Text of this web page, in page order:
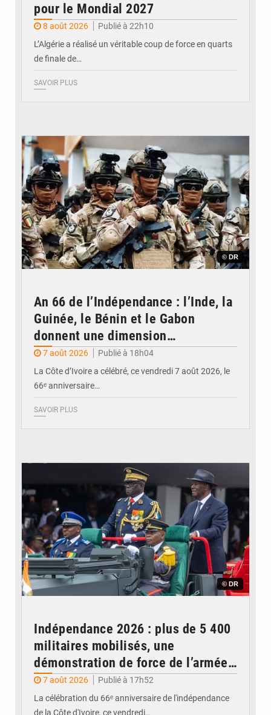
pour le Mondial 2027
8 août 2026
Publié à 22h10
L’Algérie a réalisé un véritable coup de force en quarts
de finale de…
SAVOIR PLUS
© DR
An 66 de l’Indépendance : l’Inde, la
Guinée, le Bénin et le Gabon
donnent une dimension
internationale au défilé de
Yopougon
7 août 2026
Publié à 18h04
La Côte d’Ivoire a célébré, ce vendredi 7 août 2026, le
66ᵉ anniversaire…
SAVOIR PLUS
© DR
Indépendance 2026 : plus de 5 400
militaires mobilisés, une
démonstration de force de l’armée
ivoirienne à Yopougon
7 août 2026
Publié à 17h52
La célébration du 66ᵉ anniversaire de l'indépendance
de la Côte d'Ivoire, ce vendredi…